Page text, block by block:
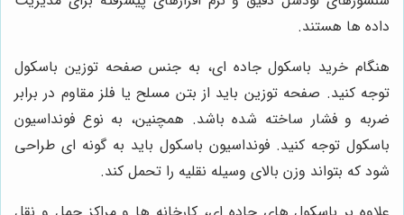
داده ها هستند.
هنگام خرید باسکول جاده ای، به جنس صفحه توزین باسکول
توجه کنید. صفحه توزین باید از بتن مسلح یا فلز مقاوم در برابر
ضربه و فشار ساخته شده باشد. همچنین، به نوع فونداسیون
باسکول توجه کنید. فونداسیون باسکول باید به گونه ای طراحی
شود که بتواند وزن بالای وسیله نقلیه را تحمل کند.